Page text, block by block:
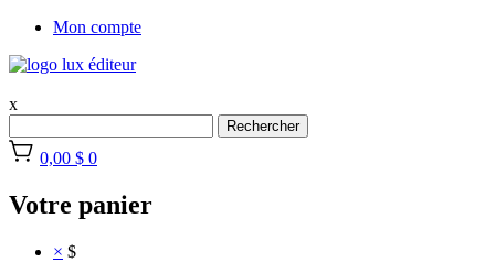
Mon compte
x
Rechercher
0,00 $ 0
Votre panier
× $